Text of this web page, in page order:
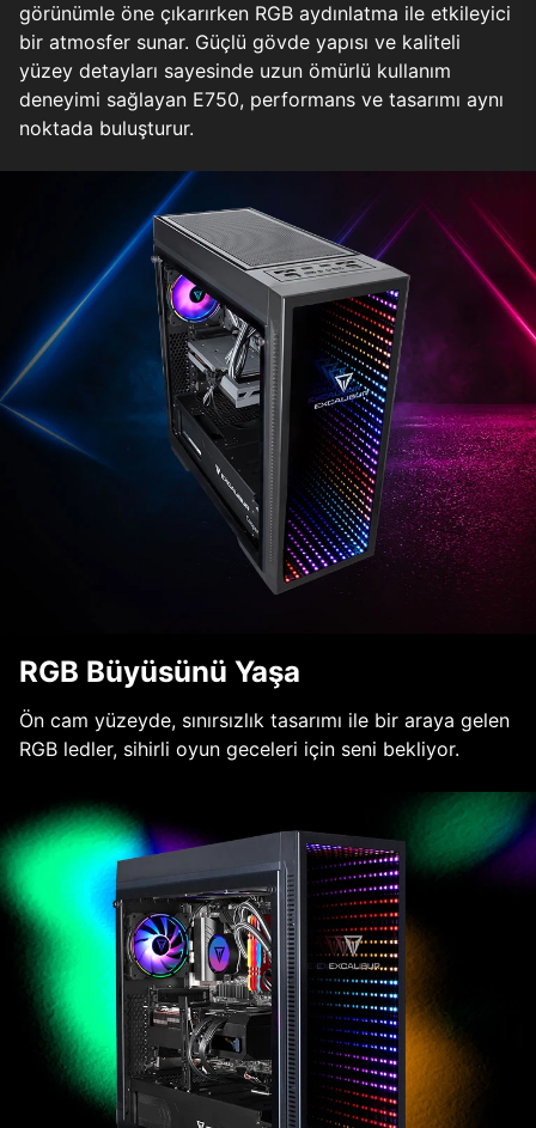
görünümle öne çıkarırken RGB aydınlatma ile etkileyici
bir atmosfer sunar. Güçlü gövde yapısı ve kaliteli
yüzey detayları sayesinde uzun ömürlü kullanım
deneyimi sağlayan E750, performans ve tasarımı aynı
noktada buluşturur.
RGB Büyüsünü Yaşa
Ön cam yüzeyde, sınırsızlık tasarımı ile bir araya gelen
RGB ledler, sihirli oyun geceleri için seni bekliyor.